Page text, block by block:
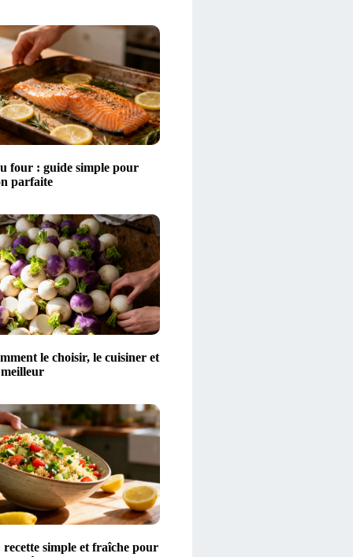
four : guide simple pour
parfaite
le choisir, le cuisiner et
simple et fraîche pour